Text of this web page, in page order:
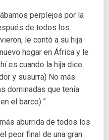
perplejos por la
de todos los
le contó a su hija
hogar en África y le
es cuando la hija dice:
y susurra) No más
dominadas que tenía
el barco) “.
aburrida de todos los
peor final de una gran